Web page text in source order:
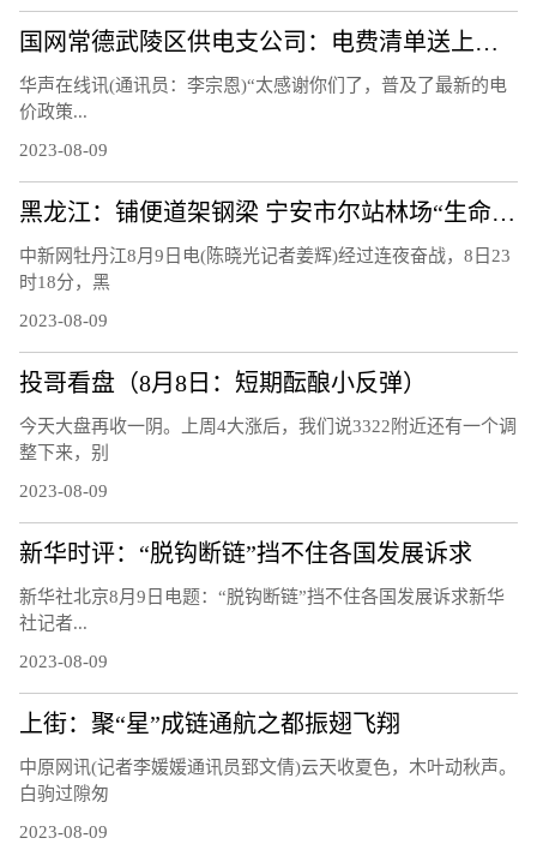
国网常德武陵区供电支公司：电费清单送上门 让客户用上“明白电”
华声在线讯(通讯员：李宗恩)“太感谢你们了，普及了最新的电
价政策...
2023-08-09
黑龙江：铺便道架钢梁 宁安市尔站林场“生命通道”打通
中新网牡丹江8月9日电(陈晓光记者姜辉)经过连夜奋战，8日23
时18分，黑
2023-08-09
投哥看盘（8月8日：短期酝酿小反弹）
今天大盘再收一阴。上周4大涨后，我们说3322附近还有一个调
整下来，别
2023-08-09
新华时评：“脱钩断链”挡不住各国发展诉求
新华社北京8月9日电题：“脱钩断链”挡不住各国发展诉求新华
社记者...
2023-08-09
上街：聚“星”成链通航之都振翅飞翔
中原网讯(记者李媛媛通讯员郅文倩)云天收夏色，木叶动秋声。
白驹过隙匆
2023-08-09